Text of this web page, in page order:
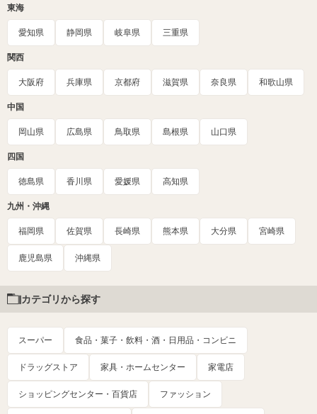
東海
愛知県 静岡県 岐阜県 三重県
関西
大阪府 兵庫県 京都府 滋賀県 奈良県 和歌山県
中国
岡山県 広島県 鳥取県 島根県 山口県
四国
徳島県 香川県 愛媛県 高知県
九州・沖縄
福岡県 佐賀県 長崎県 熊本県 大分県 宮崎県
鹿児島県 沖縄県
カテゴリから探す
スーパー 食品・菓子・飲料・酒・日用品・コンビニ
ドラッグストア 家具・ホームセンター 家電店
ショッピングセンター・百貨店 ファッション